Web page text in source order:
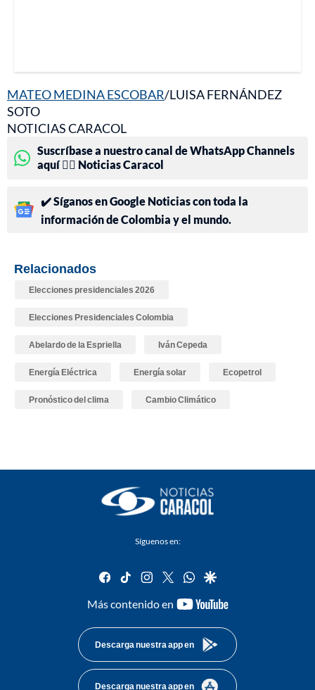
MATEO MEDINA ESCOBAR/LUISA FERNÁNDEZ
SOTO
NOTICIAS CARACOL
Suscríbase a nuestro canal de WhatsApp Channels
aquí 👉🏻 Noticias Caracol
✔️ Síganos en Google Noticias con toda la
información de Colombia y el mundo.
Relacionados
Elecciones presidenciales 2026
Elecciones Presidenciales Colombia
Abelardo de la Espriella Iván Cepeda
Energía Eléctrica Energía solar Ecopetrol
Pronóstico del clima Cambio Climático
Síguenos en:
facebook
tiktok instagram
twitterwhatsapp
google
Más contenido en
youtube-
Descarga nuestra app en
Descarga nuestra app en